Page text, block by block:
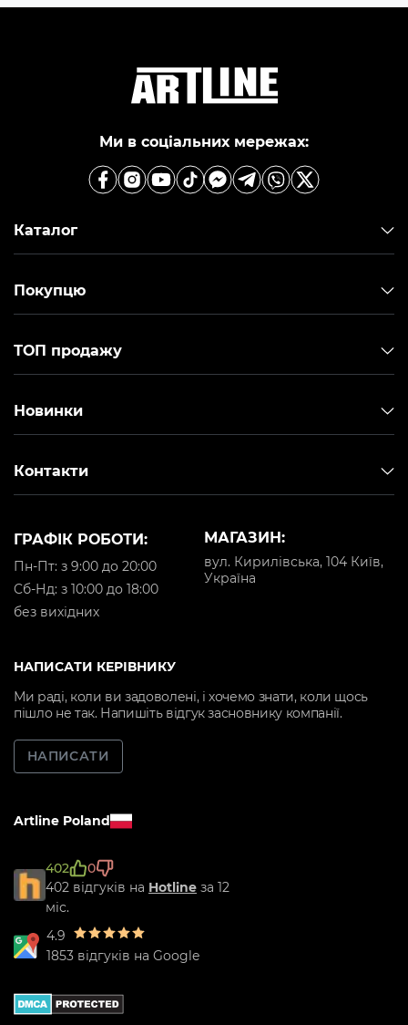
Ми в соціальних мережах:
Каталог
Покупцю
ТОП продажу
Новинки
Контакти
МАГАЗИН:
вул. Кирилівська, 104 Київ,
Україна
ГРАФІК РОБОТИ:
Пн-Пт: з 9:00 до 20:00
Cб-Нд: з 10:00 до 18:00
без вихідних
НАПИСАТИ КЕРІВНИКУ
Ми раді, коли ви задоволені, і хочемо знати, коли щось
пішло не так. Напишіть відгук засновнику компанії.
НАПИСАТИ
Artline Poland
402
0
402 відгуків на Hotline за 12
міс.
4.9
1853 відгуків на Google